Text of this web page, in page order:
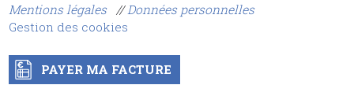
Mentions légales // Données personnelles
Gestion des cookies
PAYER MA FACTURE